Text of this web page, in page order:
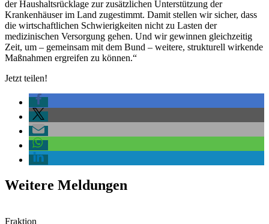
der Haushaltsrücklage zur zusätzlichen Unterstützung der
Krankenhäuser im Land zugestimmt. Damit stellen wir sicher, dass
die wirtschaftlichen Schwierigkeiten nicht zu Lasten der
medizinischen Versorgung gehen. Und wir gewinnen gleichzeitig
Zeit, um – gemeinsam mit dem Bund – weitere, strukturell wirkende
Maßnahmen ergreifen zu können.“
Jetzt teilen!
Weitere Meldungen
Fraktion